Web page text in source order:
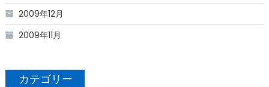
2009年12月
2009年11月
カテゴリー